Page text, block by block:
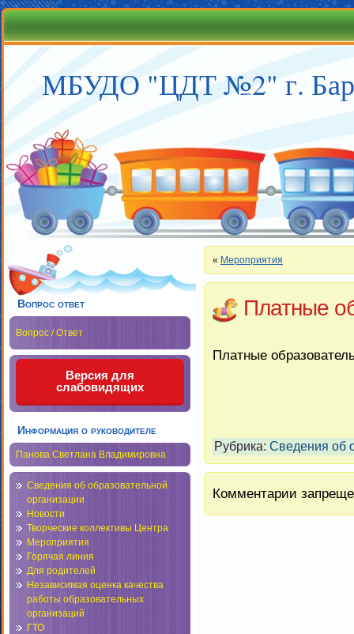
МБУДО "ЦДТ №2" г.
Вопрос ответ
Вопрос / Ответ
Версия для
слабовидящих
Информация о руководителе
Панова Светлана Владимировна
Сведения об образовательной
организации
Новости
Творческие коллективы Центра
Мероприятия
Горячая линия
Для родителей
Независимая оценка качества
работы образовательных
организаций
ГТО
« Мероприятия
Платные
Платные
Рубрика: Сведения об
Комментарии